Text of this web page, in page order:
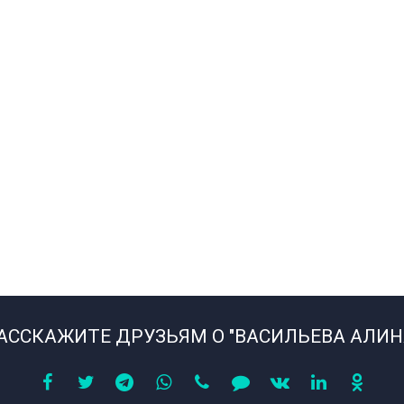
ДРУЗЬЯМ О "ВАСИЛЬЕВА